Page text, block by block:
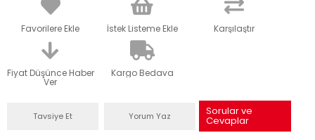
Favorilere Ekle İstek Listeme Ekle Karşılaştır
Fiyat Düşünce Haber
Ver
Kargo Bedava
Tavsiye Et Yorum Yaz Sorular ve
Cevaplar